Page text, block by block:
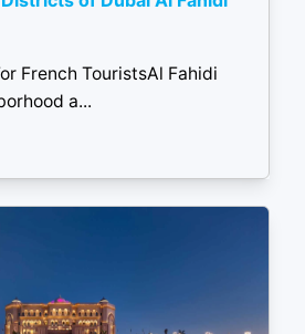
French TouristsAl Fahidi
a...